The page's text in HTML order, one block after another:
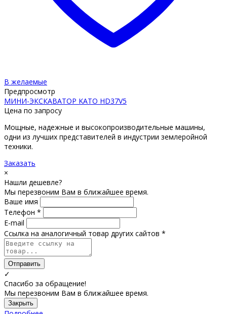
В желаемые
Предпросмотр
МИНИ-ЭКСКАВАТОР KATO HD37V5
Цена по запросу
Мощные, надежные и высокопроизводительные машины,
одни из лучших представителей в индустрии землеройной
техники.
Заказать
×
Нашли дешевле?
Мы перезвоним Вам в ближайшее время.
Ваше имя
Телефон *
E-mail
Ссылка на аналогичный товар других сайтов *
Отправить
✓
Спасибо за обращение!
Мы перезвоним Вам в ближайшее время.
Закрыть